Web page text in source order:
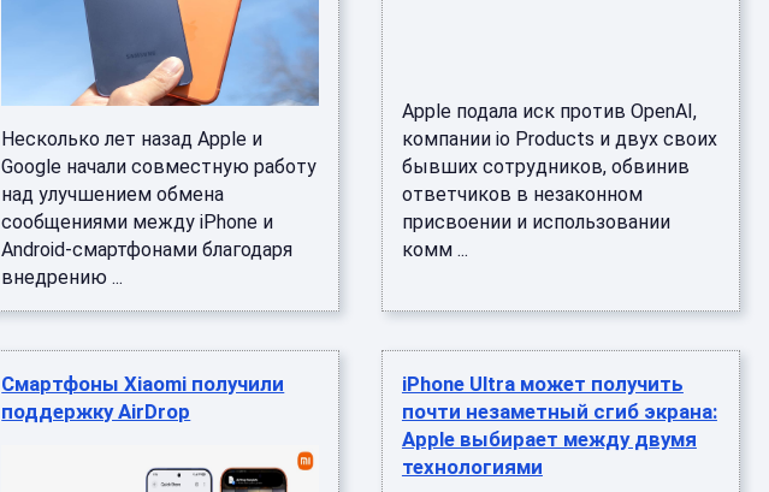
Несколько лет назад Apple и
Google начали совместную работу
над улучшением обмена
сообщениями между iPhone и
Android-смартфонами благодаря
внедрению ...
Apple подала иск против OpenAI,
компании io Products и двух своих
бывших сотрудников, обвинив
ответчиков в незаконном
присвоении и использовании
комм ...
Смартфоны Xiaomi получили
поддержку AirDrop
iPhone Ultra может получить
почти незаметный сгиб экрана:
Apple выбирает между двумя
технологиями